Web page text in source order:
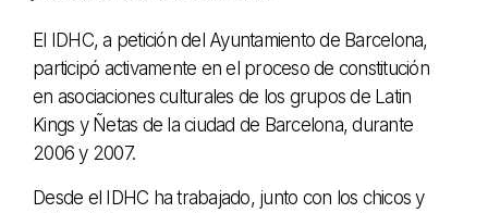
El IDHC, a petición del Ayuntamiento de Barcelona,
participó activamente en el proceso de constitución
en asociaciones culturales de los grupos de Latin
Kings y Ñetas de la ciudad de Barcelona, durante
2006 y 2007.
Desde el IDHC ha trabajado, junto con los chicos y